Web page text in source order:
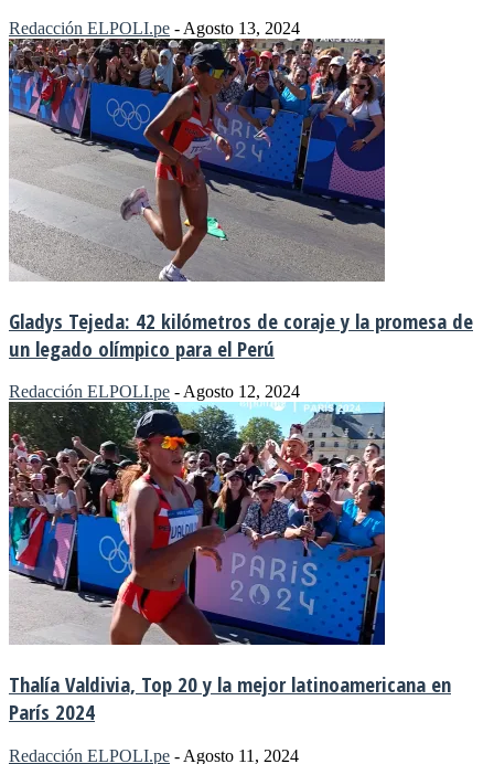
Redacción ELPOLI.pe - Agosto 13, 2024
Gladys Tejeda: 42 kilómetros de coraje y la promesa de
un legado olímpico para el Perú
Redacción ELPOLI.pe - Agosto 12, 2024
Thalía Valdivia, Top 20 y la mejor latinoamericana en
París 2024
Redacción ELPOLI.pe - Agosto 11, 2024